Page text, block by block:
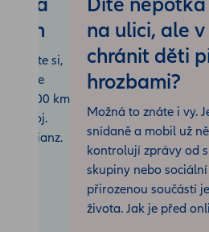
si,
1 500 km
výstroj.
s Allianz.
na ulici, ale
chránit děti
hrozbami?
Možná to znáte i vy.
snídaně a mobil už
kontrolují zprávy od
skupiny nebo
přirozenou součástí
života. Jak je před